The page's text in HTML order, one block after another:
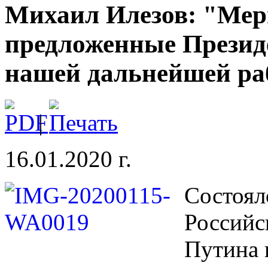
Михаил Илезов:
предложенные
нашей дальнейшей
|
16.01.2020 г.
Путина